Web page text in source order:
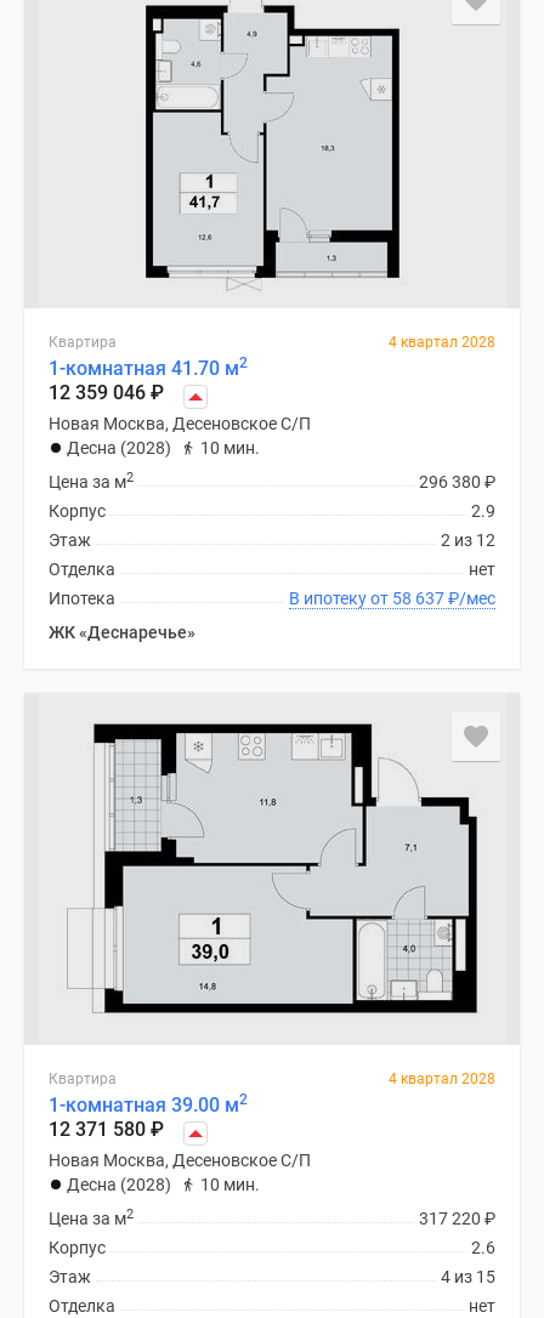
Квартира 4 квартал 2028
1-комнатная 41.70 м2
12 359 046 ₽
Новая Москва, Десеновское С/П
Десна (2028)
10 мин.
296 380 ₽
Цена за м2
2.9
Корпус
2 из 12
Этаж
нет
Отделка
В ипотеку от 58 637₽/мес
Ипотека
ЖК «Деснаречье»
Квартира 4 квартал 2028
1-комнатная 39.00 м2
12 371 580 ₽
Новая Москва, Десеновское С/П
Десна (2028)
10 мин.
317 220 ₽
Цена за м2
2.6
Корпус
4 из 15
Этаж
нет
Отделка